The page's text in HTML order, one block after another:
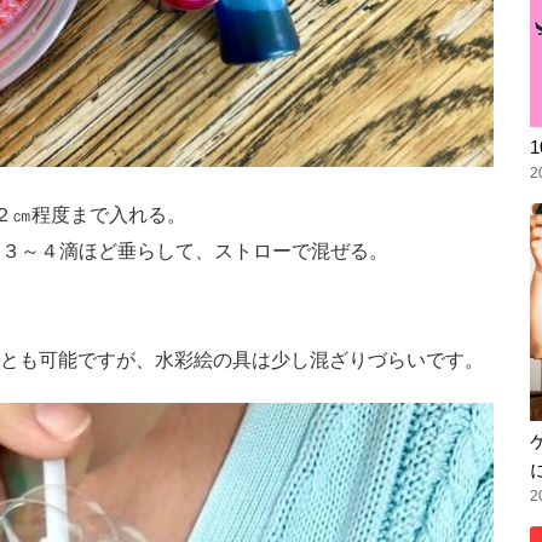
程度まで入れる。
～４滴ほど垂らして、ストローで混ぜる。
も可能ですが、水彩絵の具は少し混ざりづらいです。